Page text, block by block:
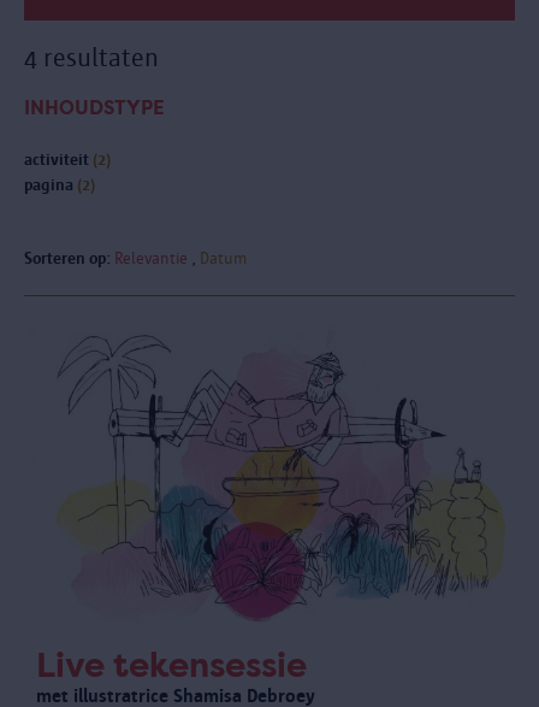
4 resultaten
INHOUDSTYPE
activiteit (2)
pagina (2)
Sorteren op: Relevantie Datum
Live tekensessie
met illustratrice Shamisa Debroey